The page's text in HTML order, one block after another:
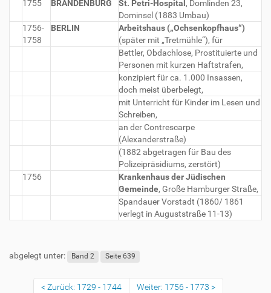
1755
BRANDENBURG St. Petri-Hospital , Domlinden 23,
Dominsel (1883 Umbau)
1756-
1758
BERLIN
Arbeitshaus („Ochsenkopfhaus“)
(später mit „Tretmühle“), für
Bettler, Obdachlose, Prostituierte und
Personen mit kurzen Haftstrafen,
konzipiert für ca. 1.000 Insassen,
doch meist überbelegt,
mit Unterricht für Kinder im Lesen und
Schreiben,
an der Contrescarpe
(Alexanderstraße)
(1882 abgetragen für Bau des
Polizeipräsidiums, zerstört)
1756
Krankenhaus der Jüdischen
Gemeinde, Große Hamburger Straße,
Spandauer Vorstadt (1860/ 1861
verlegt in Auguststraße 11-13)
abgelegt unter: Band 2 Seite 639
Zurück: 1729 - 1744 Weiter: 1756 - 1773